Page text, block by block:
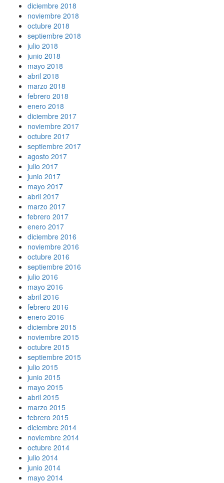
diciembre 2018
noviembre 2018
octubre 2018
septiembre 2018
julio 2018
junio 2018
mayo 2018
abril 2018
marzo 2018
febrero 2018
enero 2018
diciembre 2017
noviembre 2017
octubre 2017
septiembre 2017
agosto 2017
julio 2017
junio 2017
mayo 2017
abril 2017
marzo 2017
febrero 2017
enero 2017
diciembre 2016
noviembre 2016
octubre 2016
septiembre 2016
julio 2016
mayo 2016
abril 2016
febrero 2016
enero 2016
diciembre 2015
noviembre 2015
octubre 2015
septiembre 2015
julio 2015
junio 2015
mayo 2015
abril 2015
marzo 2015
febrero 2015
diciembre 2014
noviembre 2014
octubre 2014
julio 2014
junio 2014
mayo 2014